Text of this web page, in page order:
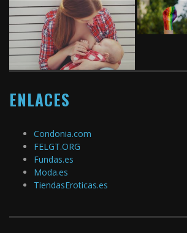
ENLACES
Condonia.com
FELGT.ORG
Fundas.es
Moda.es
TiendasEroticas.es